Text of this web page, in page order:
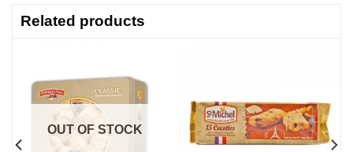
Related products
OUT OF STOCK